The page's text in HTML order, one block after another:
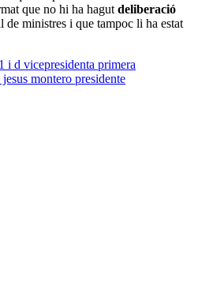
que no hi ha hagut deliberació
de ministres i que tampoc li ha estat